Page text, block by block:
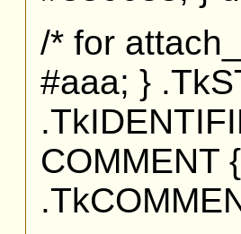
/* for
#aaa; }
COMMENT